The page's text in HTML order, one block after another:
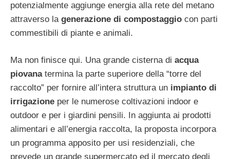
potenzialmente aggiunge energia alla rete del metano
attraverso la generazione di compostaggio con parti
commestibili di piante e animali.
Ma non finisce qui. Una grande cisterna di acqua
piovanatermina la parte superiore della “torre del
raccolto” per fornire all’intera struttura un impianto di
irrigazione per le numerose coltivazioni indoor e
outdoor e per i giardini pensili. In aggiunta ai prodotti
alimentari e all’energia raccolta, la proposta incorpora
un programma apposito per usi residenziali, che
prevede un grande supermercato ed il mercato degli